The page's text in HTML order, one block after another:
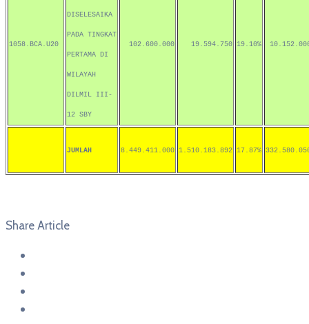
1058.BCA.U20
DISELESAIKA
PADA TINGKAT
PERTAMA DI
WILAYAH
DILMIL III-
12 SBY
102.600.000 19.594.750 19.10%
JUMLAH 8.449.411.000 1.510.183.892 17.87%
Share Article